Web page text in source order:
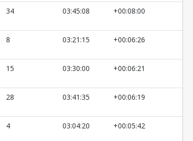
34 03:45:08 +00:08:00
8 03:21:15 +00:06:26
15 03:30:00 +00:06:21
28 03:41:35 +00:06:19
4 03:04:20 +00:05:42